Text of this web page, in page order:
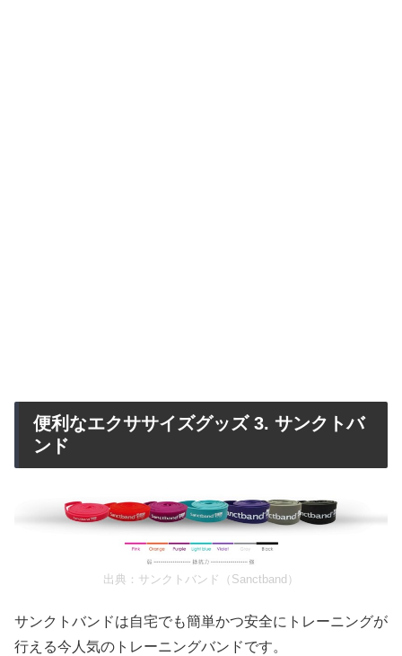
便利なエクササイズグッズ 3. サンクトバ
ンド
出典： サンクトバンド（Sanctband）
サンクトバンドは自宅でも簡単かつ安全にトレーニングが
行える今人気のトレーニングバンドです。